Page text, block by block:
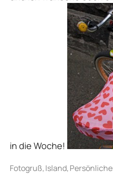
in die Woche!